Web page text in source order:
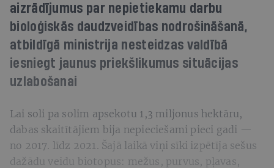
aizrādījumus par nepietiekamu darbu
bioloģiskās daudzveidības nodrošināšanā,
atbildīgā ministrija nesteidzas valdībā
iesniegt jaunus priekšlikumus situācijas
uzlabošanai
Lai soli pa solim apsekotu 1,3 miljonus hektāru,
dabas skaitītājiem bija nepieciešami pieci gadi —
no 2017. līdz 2021. Šajā laikā viņi sīki izpētīja sešus
dažādu veidu biotopus: mežus, purvus, pļavas,